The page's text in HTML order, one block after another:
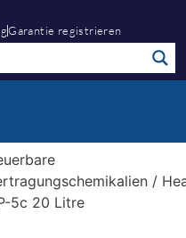
Garantie registrieren
/
5c 20 Litre